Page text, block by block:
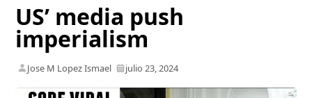
US’ media push
imperialism
Jose M Lopez Ismael julio 23, 2024